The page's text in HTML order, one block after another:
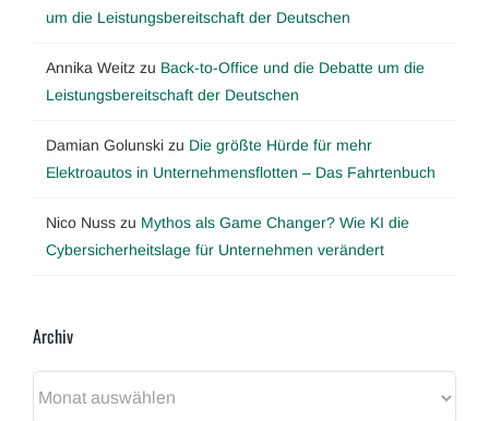
um die Leistungsbereitschaft der Deutschen
Annika Weitz zu Back-to-Office und die Debatte um die
Leistungsbereitschaft der Deutschen
Damian Golunski zu Die größte Hürde für mehr
Elektroautos in Unternehmensflotten – Das Fahrtenbuch
Nico Nuss zu Mythos als Game Changer? Wie KI die
Cybersicherheitslage für Unternehmen verändert
Archiv